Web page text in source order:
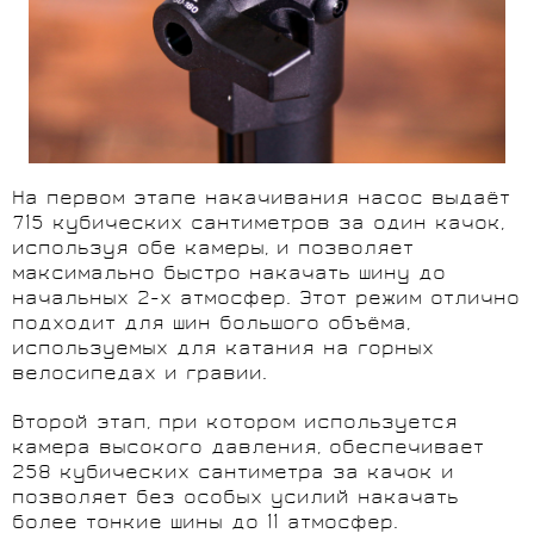
На первом этапе накачивания насос выдаёт
715 кубических сантиметров за один качок,
используя обе камеры, и позволяет
максимально быстро накачать шину до
начальных 2-х атмосфер. Этот режим отлично
подходит для шин большого объёма,
используемых для катания на горных
велосипедах и гравии.
Второй этап, при котором используется
камера высокого давления, обеспечивает
258 кубических сантиметра за качок и
позволяет без особых усилий накачать
более тонкие шины до 11 атмосфер.